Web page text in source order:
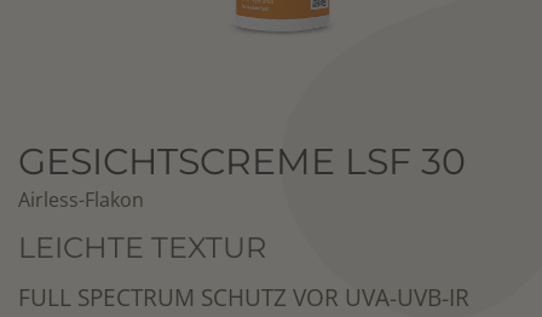
GESICHTSCREME LSF 30
Airless-Flakon
LEICHTE TEXTUR
FULL SPECTRUM SCHUTZ VOR UVA-UVB-IR